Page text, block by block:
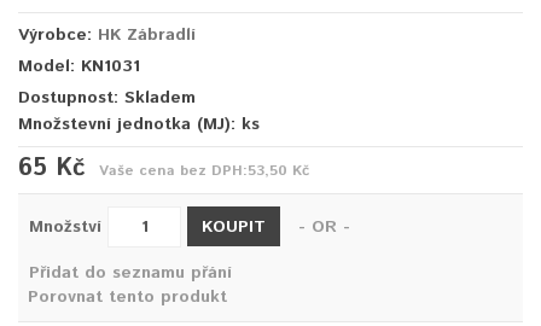
Výrobce: HK Zábradlí
Model: KN1031
Dostupnost: Skladem
Množstevní jednotka (MJ): ks
65 Kč Vaše cena bez DPH:53,50 Kč
Množství KOUPIT
- OR -
Přidat do seznamu přání
Porovnat tento produkt